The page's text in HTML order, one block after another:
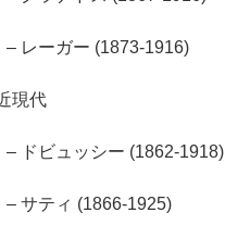
– レーガー (1873-1916)
現代
– ドビュッシー (1862-1918)
– サティ (1866-1925)